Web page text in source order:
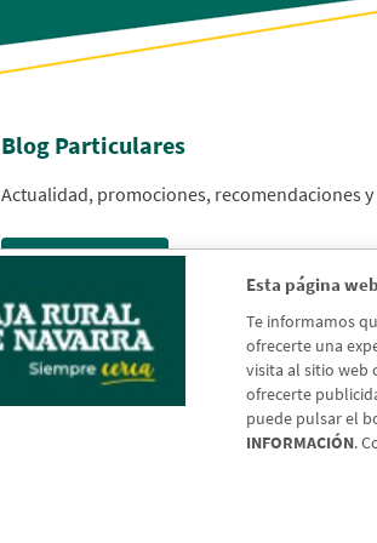
Esta página
Te informamos
ofrecerte una
visita al sitio web
ofrecerte
puede pulsar el
INFORMACIÓN.
Blog Particulares
Actualidad, promociones, recomendaciones y